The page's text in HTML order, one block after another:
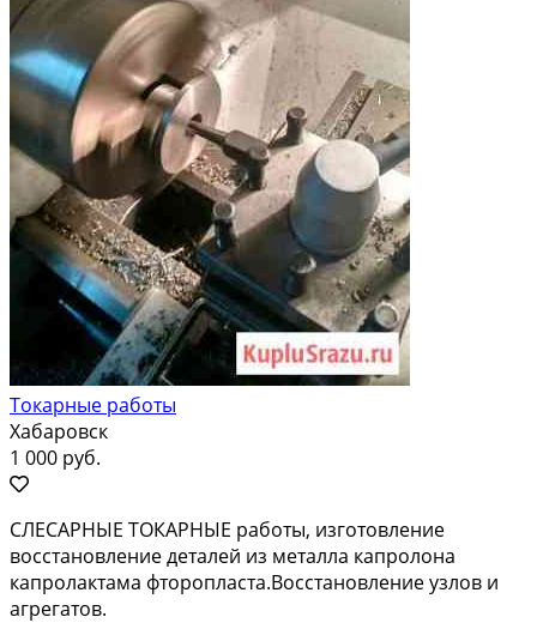
Токарные работы
Хабаровск
1 000 руб.
СЛЕСАРНЫЕ ТОКАРНЫЕ работы, изготовление
восстановление деталей из металла капролона
капролактама фторопласта.Восстановление узлов и
агрегатов.